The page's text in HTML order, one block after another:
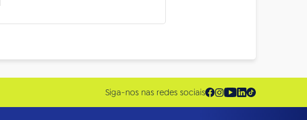
Siga-nos nas redes sociais